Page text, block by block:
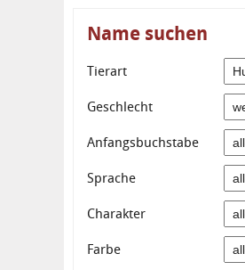
Name suchen
Tierart
Geschlecht
Anfangsbuchstabe
Sprache
Charakter
Farbe